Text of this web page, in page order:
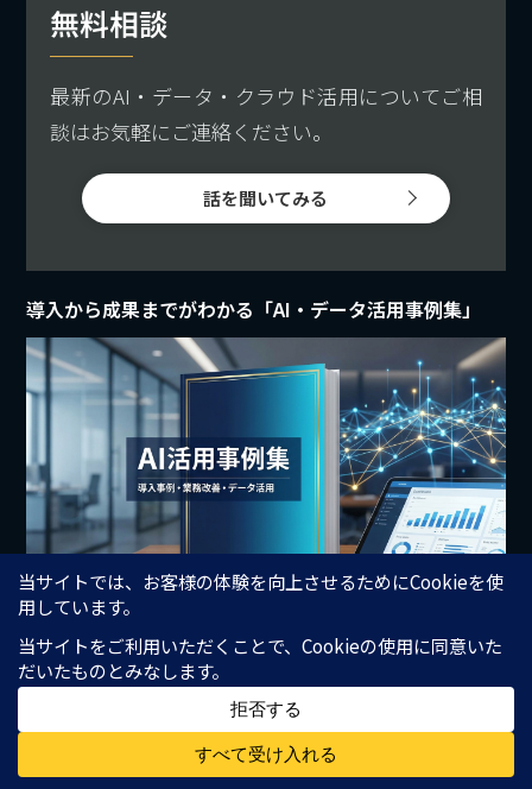
無料相談
最新のAI・データ・クラウド活用についてご相
談はお気軽にご連絡ください。
話を聞いてみる
導入から成果までがわかる「AI・データ活用事例集」
データ分析の高度化・効率化を模索している方へ